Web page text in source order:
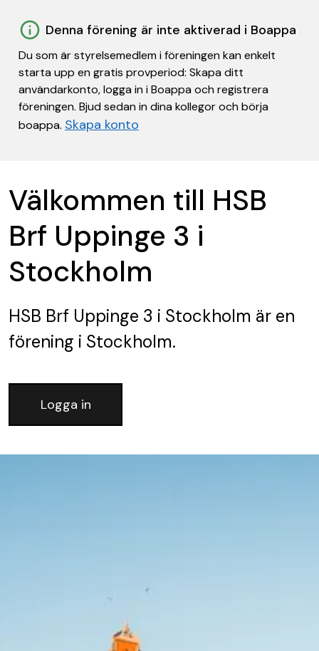
Denna förening är inte aktiverad i Boappa
Du som är styrelsemedlem i föreningen kan enkelt
starta upp en gratis provperiod: Skapa ditt
användarkonto, logga in i Boappa och registrera
föreningen. Bjud sedan in dina kollegor och börja
boappa. Skapa konto
Välkommen till HSB
Brf Uppinge 3 i
Stockholm
HSB Brf Uppinge 3 i Stockholm är en
förening i Stockholm.
Logga in